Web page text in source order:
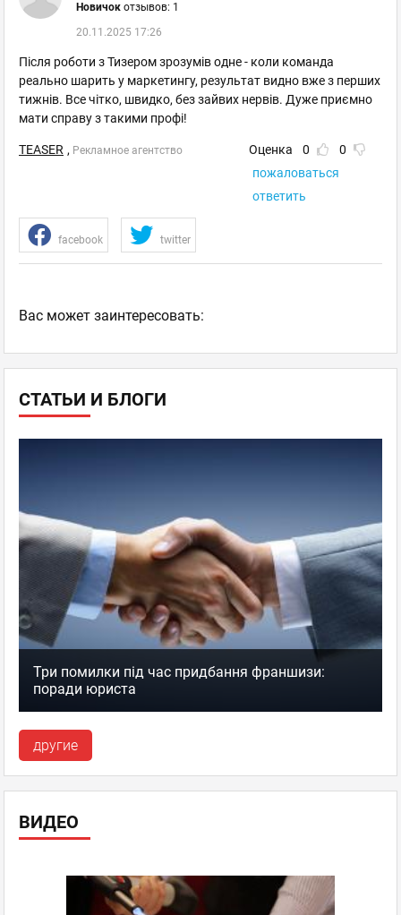
СТАТЬИ И БЛОГИ
Три помилки під час придбання франшизи:
поради юриста
другие
ВИДЕО
Новичок отзывов: 1
20.11.2025 17:26
Після роботи з Тизером зрозумів одне - коли команда
реально шарить у маркетингу, результат видно вже з перших
тижнів. Все чітко, швидко, без зайвих нервів. Дуже приємно
мати справу з такими профі!
TEASER , Рекламное агентство Оценка 0
0
пожаловаться
ответить
facebook twitter
Ваc может заинтересовать: